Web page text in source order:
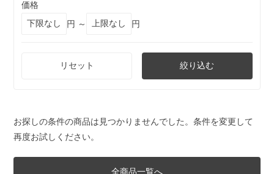
価格
円 ～
円
リセット 絞り込む
お探しの条件の商品は見つかりませんでした。条件を変更して
再度お試しください。
全商品一覧へ